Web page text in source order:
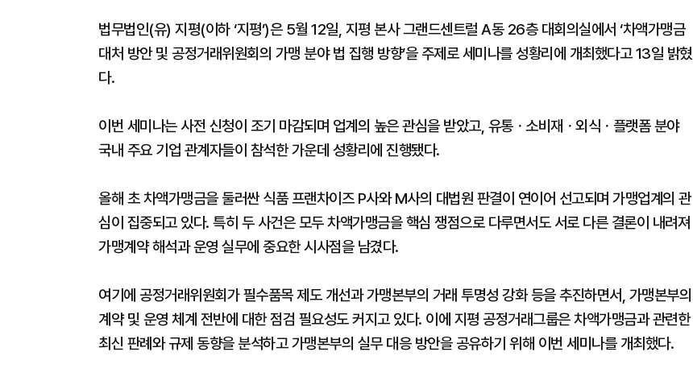
법무법인(유) 지평(이하 ‘지평’)은 5월 12일, 지평 본사 그랜드센트럴 A동 26층 대회의실에서 ‘차액가맹금
대처 방안 및 공정거래위원회의 가맹 분야 법 집행 방향’을 주제로 세미나를 성황리에 개최했다고 13일 밝혔
다.
이번 세미나는 사전 신청이 조기 마감되며 업계의 높은 관심을 받았고, 유통ㆍ소비재ㆍ외식ㆍ플랫폼 분야
국내 주요 기업 관계자들이 참석한 가운데 성황리에 진행됐다.
올해 초 차액가맹금을 둘러싼 식품 프랜차이즈 P사와 M사의 대법원 판결이 연이어 선고되며 가맹업계의 관
심이 집중되고 있다. 특히 두 사건은 모두 차액가맹금을 핵심 쟁점으로 다루면서도 서로 다른 결론이 내려져
가맹계약 해석과 운영 실무에 중요한 시사점을 남겼다.
여기에 공정거래위원회가 필수품목 제도 개선과 가맹본부의 거래 투명성 강화 등을 추진하면서, 가맹본부의
계약 및 운영 체계 전반에 대한 점검 필요성도 커지고 있다. 이에 지평 공정거래그룹은 차액가맹금과 관련한
최신 판례와 규제 동향을 분석하고 가맹본부의 실무 대응 방안을 공유하기 위해 이번 세미나를 개최했다.